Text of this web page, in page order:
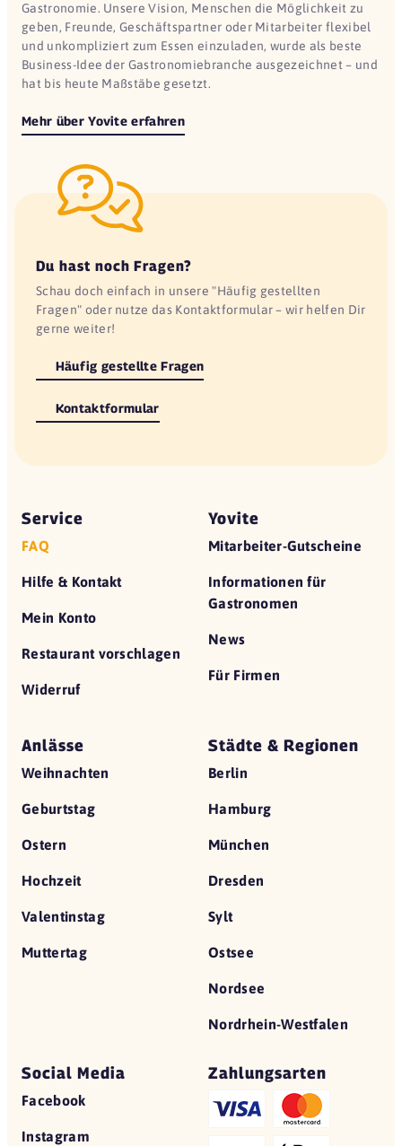
Gastronomie. Unsere Vision, Menschen die Möglichkeit zu
geben, Freunde, Geschäftspartner oder Mitarbeiter flexibel
und unkompliziert zum Essen einzuladen, wurde als beste
Business-Idee der Gastronomiebranche ausgezeichnet – und
hat bis heute Maßstäbe gesetzt.
Mehr über Yovite erfahren
Du hast noch Fragen?
Schau doch einfach in unsere "Häufig gestellten
Fragen" oder nutze das Kontaktformular – wir helfen Dir
gerne weiter!
Häufig gestellte Fragen
Kontaktformular
Service
FAQ
Hilfe & Kontakt
Mein Konto
Restaurant vorschlagen
Widerruf
Yovite
Mitarbeiter-Gutscheine
Informationen für
Gastronomen
News
Für Firmen
Anlässe
Weihnachten
Geburtstag
Ostern
Hochzeit
Valentinstag
Muttertag
Städte & Regionen
Berlin
Hamburg
München
Dresden
Sylt
Ostsee
Nordsee
Nordrhein-Westfalen
Social Media
Facebook
Instagram
Zahlungsarten